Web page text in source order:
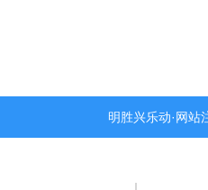
明胜兴乐动·网站